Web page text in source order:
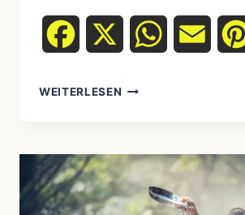
Facebook WhatsAppEmail
WEITERLESEN
COMMUNITIES
RESPEKTVOLL
GESTALTEN